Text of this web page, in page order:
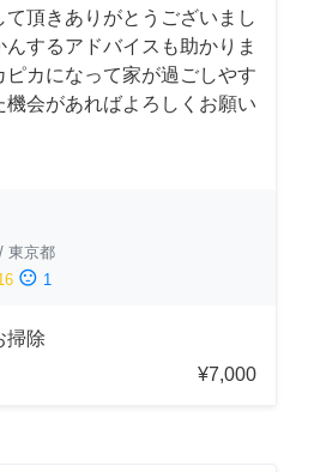
て頂きありがとうございまし
するアドバイスも助かりま
ピカになって家が過ごしやす
機会があればよろしくお願い
/ 東京都
sentiment_dissatisfied 1
掃除
¥7,000